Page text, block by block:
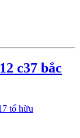
c37 bắc